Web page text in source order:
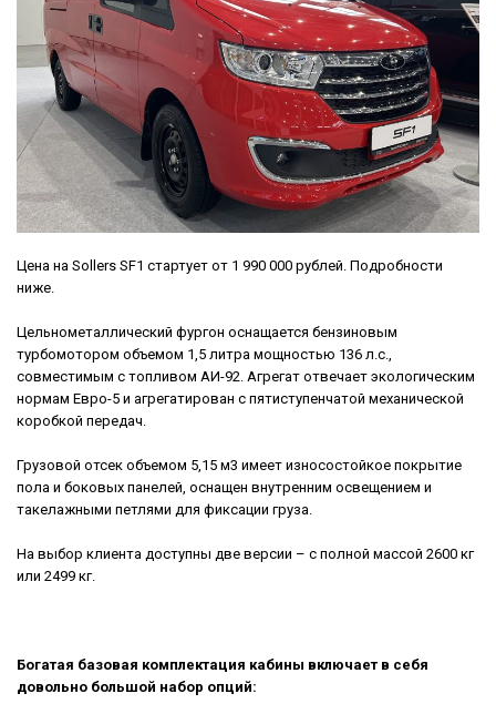
Цена на Sollers SF1 стартует от 1 990 000 рублей. Подробности
ниже.
Цельнометаллический фургон оснащается бензиновым
турбомотором объемом 1,5 литра мощностью 136 л.с.,
совместимым с топливом АИ-92. Агрегат отвечает экологическим
нормам Евро-5 и агрегатирован с пятиступенчатой механической
коробкой передач.
Грузовой отсек объемом 5,15 м3 имеет износостойкое покрытие
пола и боковых панелей, оснащен внутренним освещением и
такелажными петлями для фиксации груза.
На выбор клиента доступны две версии – с полной массой 2600 кг
или 2499 кг.
Богатая базовая комплектация кабины включает в себя
довольно большой набор опций: